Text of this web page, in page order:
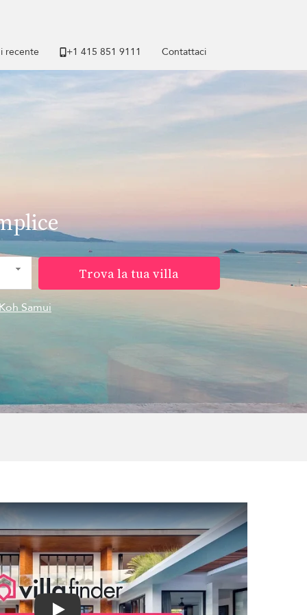
recente +1 ​415 851 9111 Contattaci
Trova la tua villa
Samui